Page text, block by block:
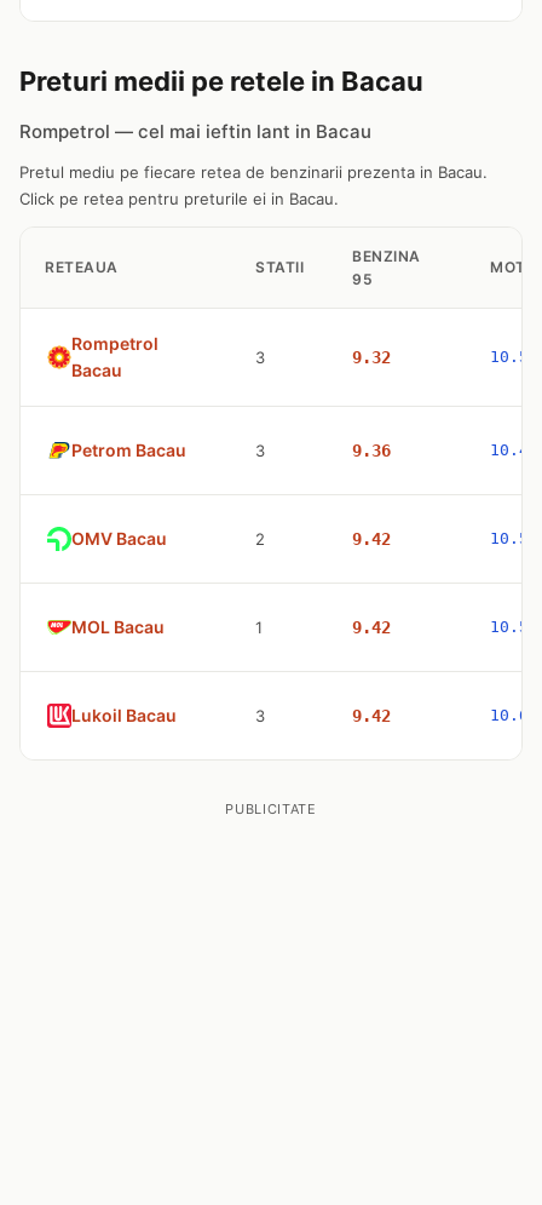
Preturi medii pe retele in Bacau
Rompetrol — cel mai ieftin lant in Bacau
Pretul mediu pe fiecare retea de benzinarii prezenta in Bacau.
Click pe retea pentru preturile ei in Bacau.
RETEAUA STATII
BENZINA
95
Rompetrol
Bacau
3 9.32 10.53
Petrom Bacau 3 9.36 10.47
OMV Bacau 2 9.42 10.53
MOL Bacau 1 9.42 10.53
Lukoil Bacau 3 9.42 10.63
PUBLICITATE